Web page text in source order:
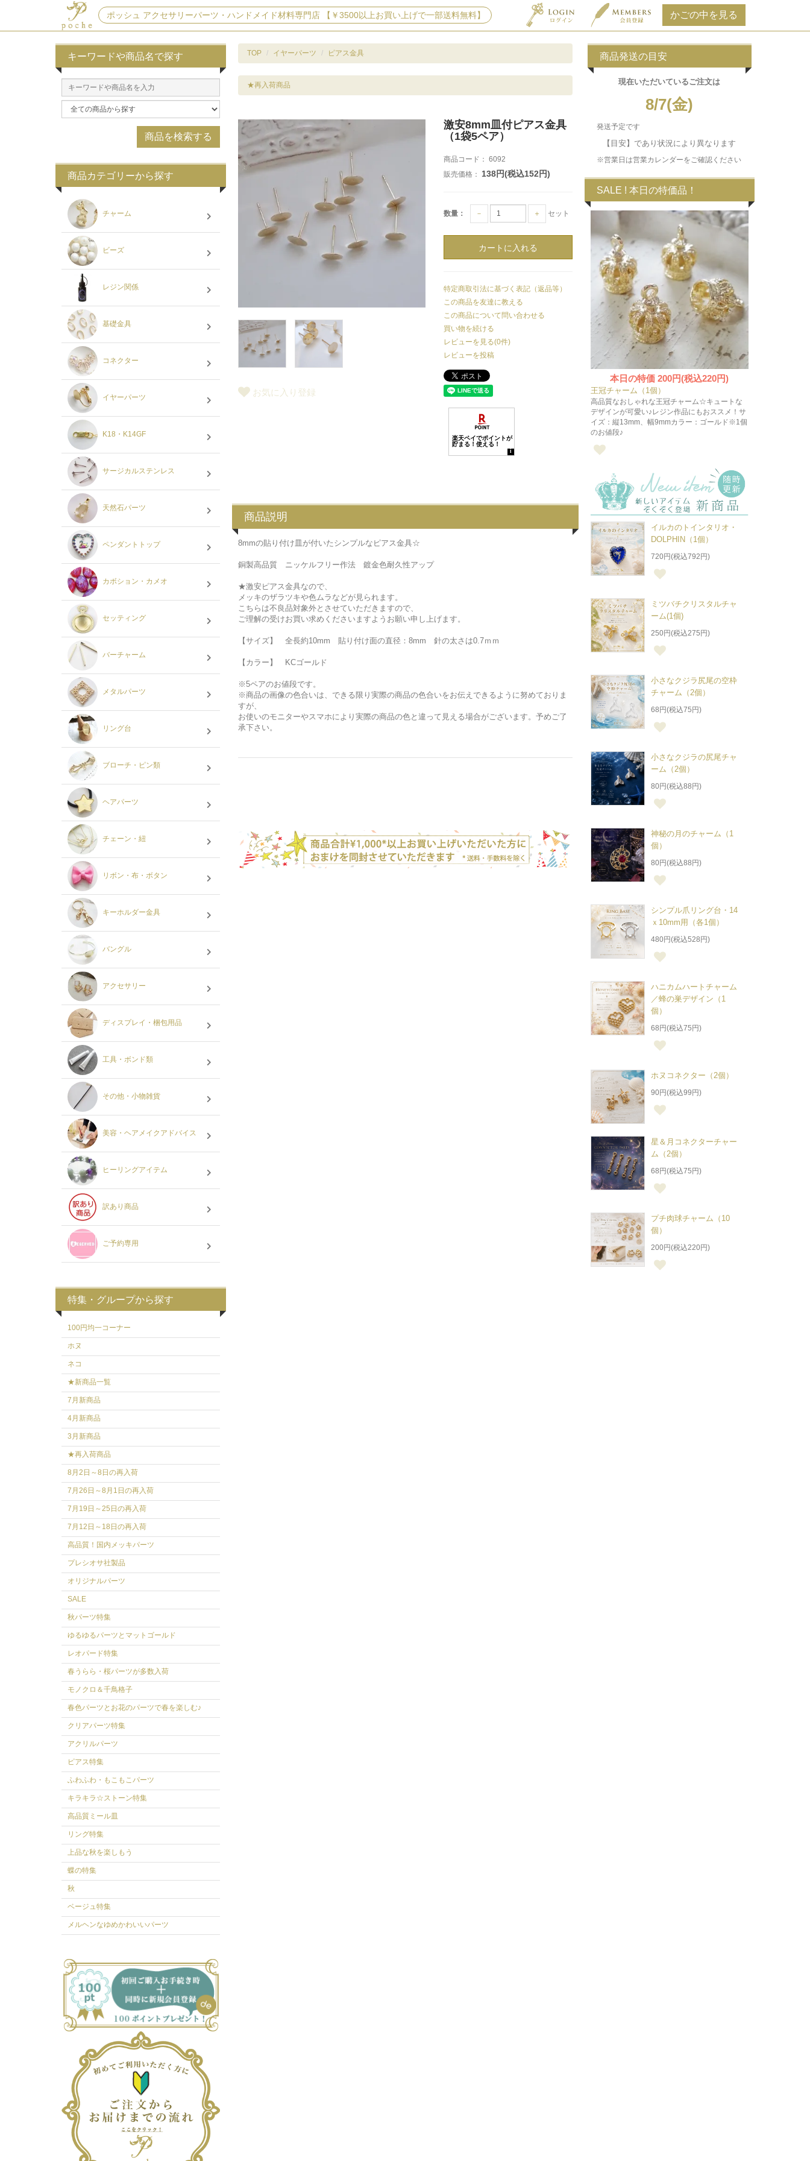
ポッシュ アクセサリーパーツ・ハンドメイド材料専門店 【￥3500以上お買い上げで一部送料無料】
TOP イヤーパーツ ピアス金具
★再入荷商品
お気に入り登録
激安8mm皿付ピアス金具
（1袋5ペア）
商品コード： 6092
販売価格：
138円(税込152円)
数量： － ＋ セット
特定商取引法に基づく表記（返品等）
この商品を友達に教える
この商品について問い合わせる
買い物を続ける
レビューを見る(0件)
レビューを投稿
商品説明
8mmの貼り付け皿が付いたシンプルなピアス金具☆
銅製高品質 ニッケルフリー作法 鍍金色耐久性アップ
★激安ピアス金具なので、
メッキのザラツキや色ムラなどが見られます。
こちらは不良品対象外とさせていただきますので、
ご理解の受けお買い求めくださいますようお願い申し上げます。
【サイズ】 全長約10mm 貼り付け面の直径：8mm 針の太さは0.7ｍｍ
【カラー】 KCゴールド
※5ペアのお値段です。
※商品の画像の色合いは、できる限り実際の商品の色合いをお伝えできるように努めておりま
すが、
お使いのモニターやスマホにより実際の商品の色と違って見える場合がございます。予めご了
承下さい。
キーワードや商品名で探す
商品カテゴリーから探す
チャーム
ビーズ
レジン関係
基礎金具
コネクター
イヤーパーツ
K18・K14GF
サージカルステンレス
天然石パーツ
ペンダントトップ
カボション・カメオ
セッティング
バーチャーム
メタルパーツ
リング台
ブローチ・ピン類
ヘアパーツ
チェーン・紐
リボン・布・ボタン
キーホルダー金具
バングル
アクセサリー
ディスプレイ・梱包用品
工具・ボンド類
その他・小物雑貨
美容・ヘアメイクアドバイス
ヒーリングアイテム
訳あり商品
ご予約専用
特集・グループから探す
100円均一コーナー
ホヌ
ネコ
★新商品一覧
7月新商品
4月新商品
3月新商品
★再入荷商品
8月2日～8日の再入荷
7月26日～8月1日の再入荷
7月19日～25日の再入荷
7月12日～18日の再入荷
高品質！国内メッキパーツ
プレシオサ社製品
オリジナルパーツ
SALE
秋パーツ特集
ゆるゆるパーツとマットゴールド
レオパード特集
春うらら・桜パーツが多数入荷
モノクロ＆千鳥格子
春色パーツとお花のパーツで春を楽しむ♪
クリアパーツ特集
アクリルパーツ
ピアス特集
ふわふわ・もこもこパーツ
キラキラ☆ストーン特集
高品質ミール皿
リング特集
上品な秋を楽しもう
蝶の特集
秋
ベージュ特集
メルヘンなゆめかわいいパーツ
商品発送の目安
現在いただいているご注文は
8/7(金)
発送予定です
【目安】であり状況により異なります
※営業日は営業カレンダーをご確認ください
SALE ! 本日の特価品！
本日の特価200円(税込220円)
王冠チャーム（1個）
高品質なおしゃれな王冠チャーム☆キュートな
デザインが可愛い♪レジン作品にもおススメ！サ
イズ：縦13mm、幅9mmカラー：ゴールド※1個
のお値段♪
イルカのトインタリオ・
DOLPHIN（1個）
720円(税込792円)
ミツバチクリスタルチャ
ーム(1個)
250円(税込275円)
小さなクジラ尻尾の空枠
チャーム（2個）
68円(税込75円)
小さなクジラの尻尾チャ
ーム（2個）
80円(税込88円)
神秘の月のチャーム（1
個）
80円(税込88円)
シンプル爪リング台・14
ｘ10mm用（各1個）
480円(税込528円)
ハニカムハートチャーム
／蜂の巣デザイン（1
個）
68円(税込75円)
ホヌコネクター（2個）
90円(税込99円)
星＆月コネクターチャー
ム（2個）
68円(税込75円)
プチ肉球チャーム（10
個）
200円(税込220円)